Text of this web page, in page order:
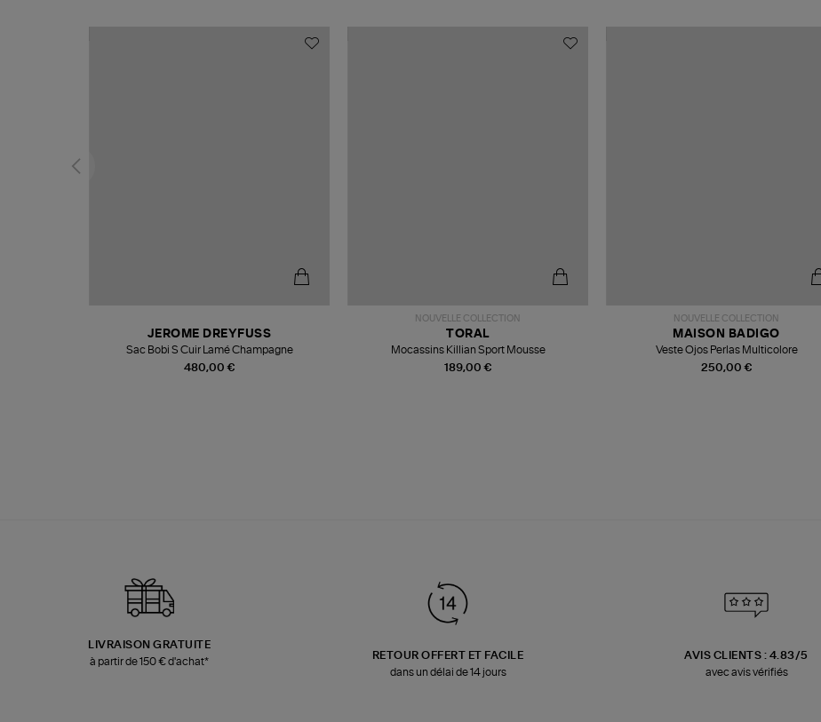
480,00 €
JEROME DREYFUSS
Sac Bobi S Cuir Lamé Champagne
NOUVELLE COLLECTION
189,00 €
TORAL
Mocassins Killian Sport Mousse
NOUVELLE COLLECTION
250,00 €
MAISON BADIGO
Veste Ojos Perlas Multicolore
LIVRAISON GRATUITE
à partir de 150 € d'achat*
RETOUR OFFERT ET FACILE
dans un délai de 14 jours
AVIS CLIENTS : 4.83/5
avec avis vérifiés